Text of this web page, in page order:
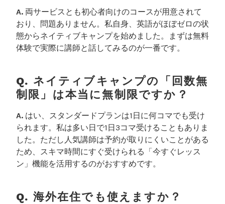
A. 両サービスとも初心者向けのコースが用意されて
おり、問題ありません。私自身、英語がほぼゼロの状
態からネイティブキャンプを始めました。まずは無料
体験で実際に講師と話してみるのが一番です。
Q. ネイティブキャンプの「回数無
制限」は本当に無制限ですか？
A. はい、スタンダードプランは1日に何コマでも受け
られます。私は多い日で1日3コマ受けることもありま
した。ただし人気講師は予約が取りにくいことがある
ため、スキマ時間にすぐ受けられる「今すぐレッス
ン」機能を活用するのがおすすめです。
Q. 海外在住でも使えますか？